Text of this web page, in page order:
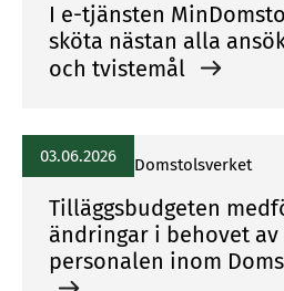
I e-tjänsten
sköta nästan alla
och tvistemål
03.06.2026 Domstolsverket
Tilläggsbudgeten
ändringar i behovet
personalen inom